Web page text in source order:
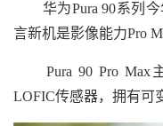
华为Pura 90系列今
言新机是影像能力Pro
Pura 90 Pro Max
LOFIC传感器，拥有可